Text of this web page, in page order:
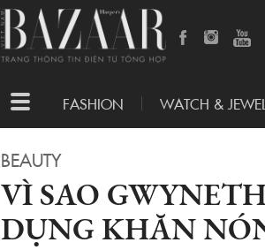
Toggle
navigation
FASHION WATCH &
BEAUTY
VÌ SAO
DỤNG KHĂN